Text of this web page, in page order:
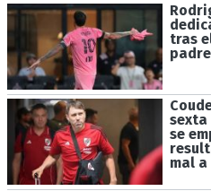
tras
padre
sexta
se
mal a